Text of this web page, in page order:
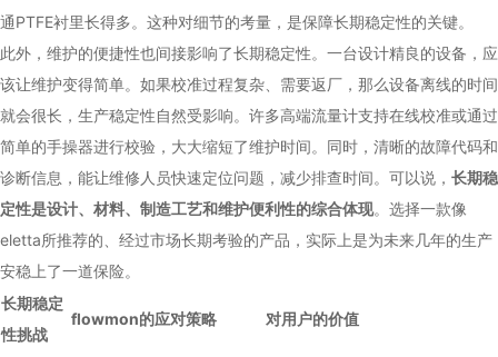
通PTFE衬里长得多。这种对细节的考量，是保障长期稳定性的关键。
此外，维护的便捷性也间接影响了长期稳定性。一台设计精良的设备，应
该让维护变得简单。如果校准过程复杂、需要返厂，那么设备离线的时间
就会很长，生产稳定性自然受影响。许多高端流量计支持在线校准或通过
简单的手操器进行校验，大大缩短了维护时间。同时，清晰的故障代码和
诊断信息，能让维修人员快速定位问题，减少排查时间。可以说， 长期稳
定性是设计、材料、制造工艺和维护便利性的综合体现。选择一款像
eletta所推荐的、经过市场长期考验的产品，实际上是为未来几年的生产
安稳上了一道保险。
长期稳定
性挑战
flowmon的应对策略 对用户的价值